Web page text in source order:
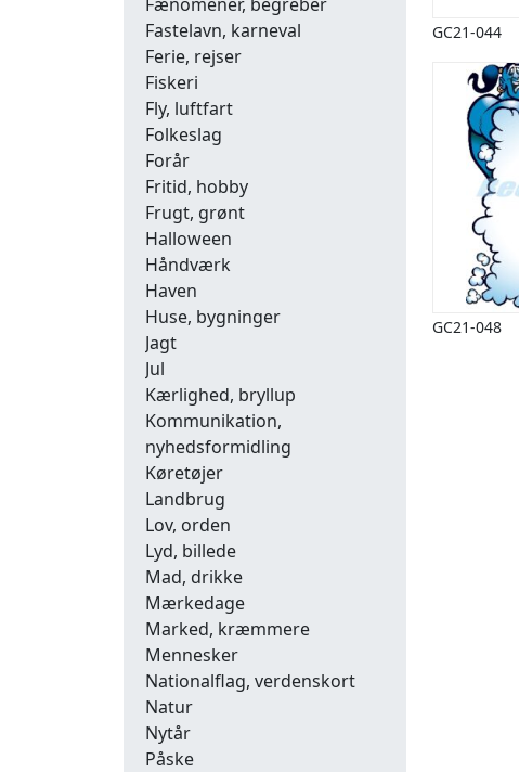
Fastelavn, karneval
Ferie, rejser
Fiskeri
Fly, luftfart
Folkeslag
Forår
Fritid, hobby
Frugt, grønt
Halloween
Håndværk
Haven
Huse, bygninger
Jagt
Jul
Kærlighed, bryllup
Kommunikation,
nyhedsformidling
Køretøjer
Landbrug
Lov, orden
Lyd, billede
Mad, drikke
Mærkedage
Marked, kræmmere
Mennesker
Nationalflag, verdenskort
Natur
Nytår
Påske
GC21-044
GC21-048